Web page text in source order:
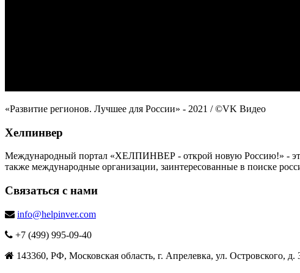
«Развитие регионов. Лучшее для России» - 2021 / ©VK Видео
Хелпинвер
Международный портал «ХЕЛПИНВЕР - открой новую Россию!» - это
также международные организации, заинтересованные в поиске
Связаться с нами
info@helpinver.com
+7 (499) 995-09-40
143360, РФ, Московская область, г. Апрелевка, ул. Островского, д.